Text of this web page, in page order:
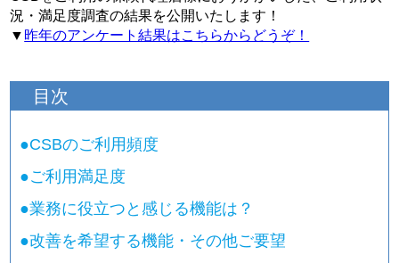
況・満足度調査の結果を公開いたします！
▼ 昨年のアンケート結果はこちらからどうぞ！
目次
●CSBのご利用頻度
●ご利用満足度
●業務に役立つと感じる機能は？
●改善を希望する機能・その他ご要望